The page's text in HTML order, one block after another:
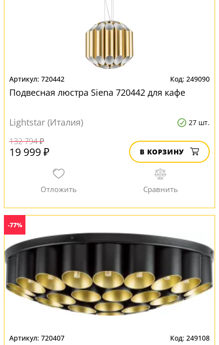
720442 249090
Подвесная люстра Siena 720442 для кафе
Lightstar (Италия) 27 шт.
132 794 ₽
19 999 ₽ В КОРЗИНУ
-77%
720407 249108